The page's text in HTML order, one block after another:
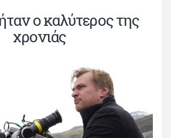
ο καλύτερος της
χρονιάς